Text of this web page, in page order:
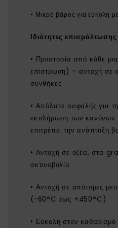
• Μικρό βάρος για εύκολη
Ιδιότητες
• Προστασία από κάθε
επίστρωση) – αντοχή σε
συνθήκες
• Απόλυτα ασφαλής για
εκπλήρωση των κανόνων
επιτρέπει την ανάπτυξη
• Αντοχή σε οξέα, στα
ακτινοβολία
• Αντοχή σε απότομες
(-60°C έως +450°C)
• Εύκολη στον καθαρισμό